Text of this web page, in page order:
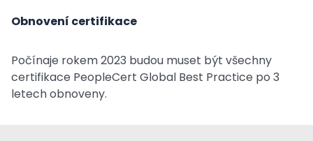
Obnovení certifikace
Počínaje rokem 2023 budou muset být všechny
certifikace PeopleCert Global Best Practice po 3
letech obnoveny.